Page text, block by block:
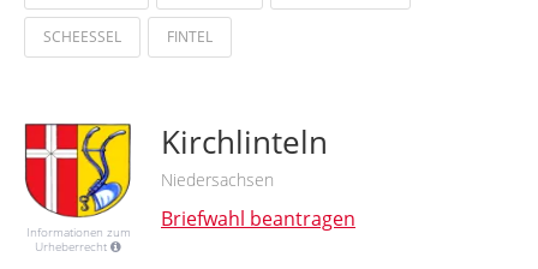
SCHEESSEL FINTEL
Informationen zum
Urheberrecht
Kirchlinteln
Niedersachsen
Briefwahl beantragen